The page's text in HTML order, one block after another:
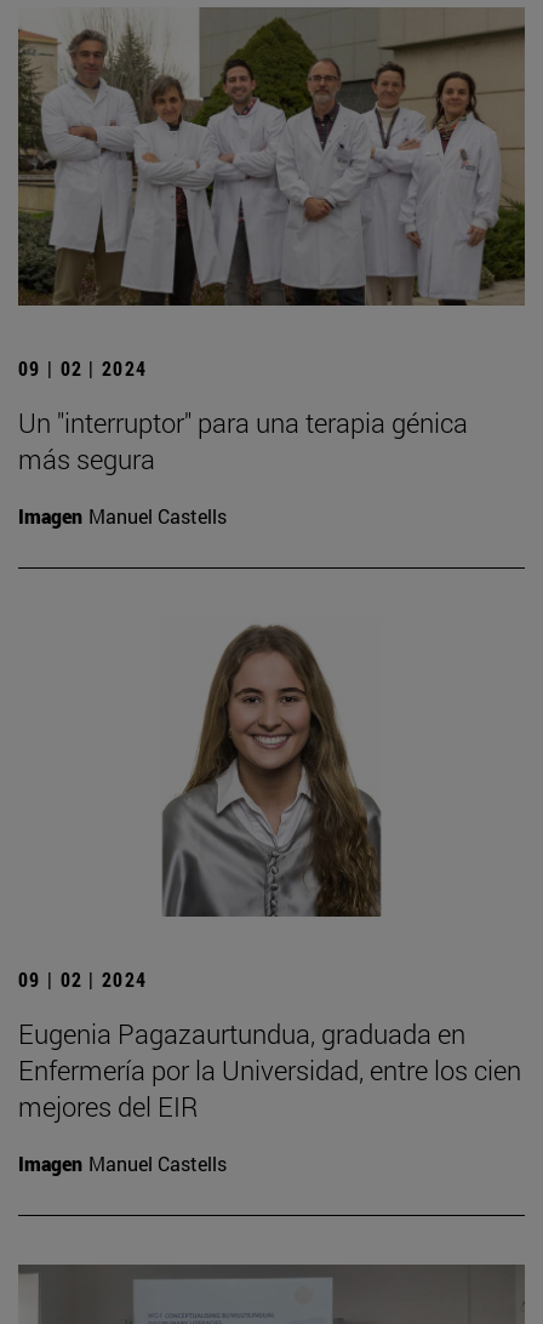
09 | 02 | 2024
Un "interruptor" para una terapia génica
más segura
Imagen Manuel Castells
09 | 02 | 2024
Eugenia Pagazaurtundua, graduada en
Enfermería por la Universidad, entre los cien
mejores del EIR
Imagen Manuel Castells